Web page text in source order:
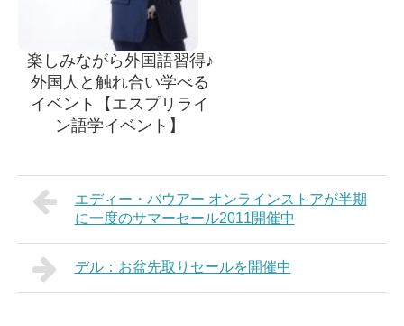
楽しみながら外国語習得♪
外国人と触れ合い学べる
イベント【エスプリライ
ン語学イベント】
エディー・バウアー オンラインストアが半期
に一度のサマーセール2011開催中
デル：お盆先取りセールを開催中